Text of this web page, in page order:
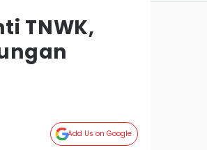
TNWK,
Add Us on Google